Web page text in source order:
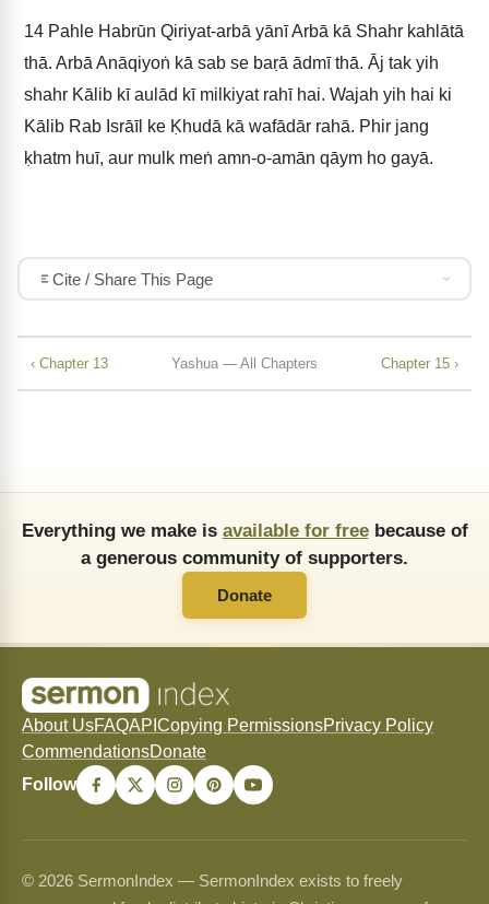
14 Pahle Habrūn Qiriyat-arbā yānī Arbā kā Shahr kahlātā
thā. Arbā Anāqiyoṅ kā sab se baṛā ādmī thā. Āj tak yih
shahr Kālib kī aulād kī milkiyat rahī hai. Wajah yih hai ki
Kālib Rab Isrāīl ke Ḳhudā kā wafādār rahā. Phir jang
ḳhatm huī, aur mulk meṅ amn-o-amān qāym ho gayā.
Cite / Share This Page
‹ Chapter 13 Yashua — All Chapters Chapter 15 ›
Everything we make is available for freebecause of
a generous community of supporters.
Donate
About UsFAQAPI Copying PermissionsPrivacy Policy
CommendationsDonate
Follow
© 2026 SermonIndex — SermonIndex exists to freely